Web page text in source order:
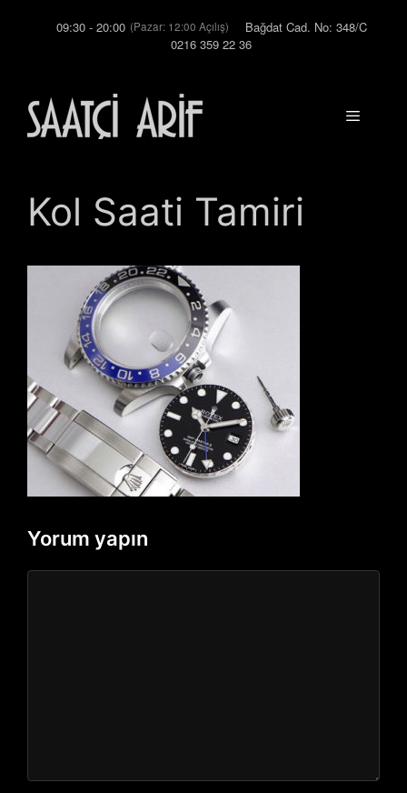
09:30 - 20:00 (Pazar: 12:00 Açılış)
Bağdat Cad. No: 348/C
0216 359 22 36
Kol Saati Tamiri
Yorum yapın